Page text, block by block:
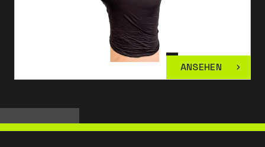
ANSEHEN